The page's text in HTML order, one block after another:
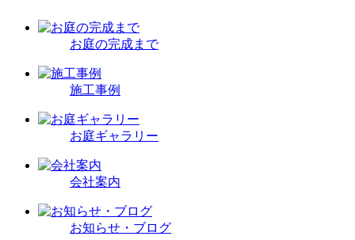
お庭の完成まで
施工事例
お庭ギャラリー
会社案内
お知らせ・ブログ